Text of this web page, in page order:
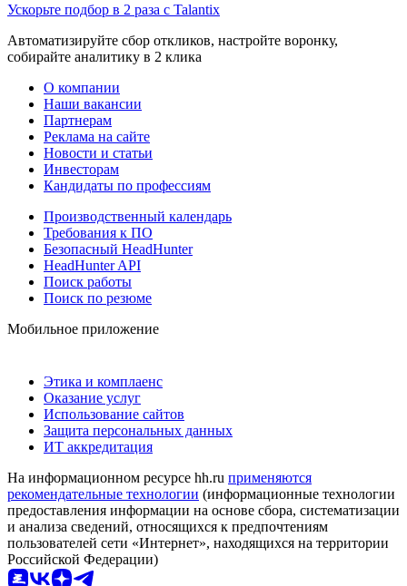
Ускорьте подбор в 2 раза с Talantix
Автоматизируйте сбор откликов, настройте воронку,
собирайте аналитику в 2 клика
О компании
Наши вакансии
Партнерам
Реклама на сайте
Новости и статьи
Инвесторам
Кандидаты по профессиям
Производственный календарь
Требования к ПО
Безопасный HeadHunter
HeadHunter API
Поиск работы
Поиск по резюме
Мобильное приложение
Этика и комплаенс
Оказание услуг
Использование сайтов
Защита персональных данных
ИТ аккредитация
На информационном ресурсе hh.ru применяются
рекомендательные технологии (информационные технологии
предоставления информации на основе сбора, систематизации
и анализа сведений, относящихся к предпочтениям
пользователей сети «Интернет», находящихся на территории
Российской Федерации)